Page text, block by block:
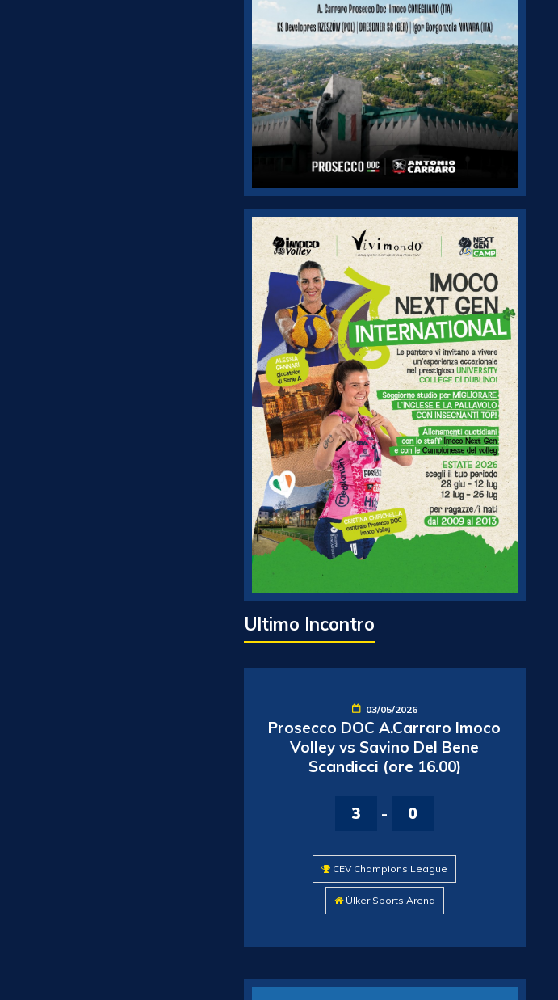
Ultimo Incontro
03/05/2026
Prosecco DOC A.Carraro Imoco
Volley vs Savino Del Bene
Scandicci (ore 16.00)
3 - 0
CEV Champions League
Ülker Sports Arena